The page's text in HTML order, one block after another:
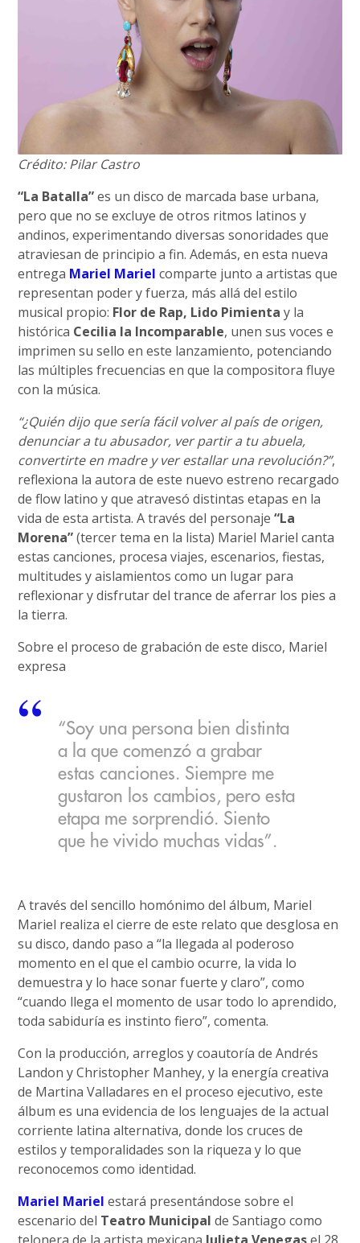
Crédito: Pilar Castro
“La Batalla”es un disco de marcada base urbana,
pero que no se excluye de otros ritmos latinos y
andinos, experimentando diversas sonoridades que
atraviesan de principio a fin. Además, en esta nueva
entrega Mariel Mariel comparte junto a artistas que
representan poder y fuerza, más allá del estilo
musical propio: Flor de Rap, Lido Pimienta y la
histórica Cecilia la Incomparable, unen sus voces e
imprimen su sello en este lanzamiento, potenciando
las múltiples frecuencias en que la compositora fluye
con la música.
“¿Quién dijo que sería fácil volver al país de origen,
denunciar a tu abusador, ver partir a tu abuela,
convertirte en madre y ver estallar una revolución?”,
reflexiona la autora de este nuevo estreno recargado
de flow latino y que atravesó distintas etapas en la
vida de esta artista. A través del personaje“La
Morena”(tercer tema en la lista) Mariel Mariel canta
estas canciones, procesa viajes, escenarios, fiestas,
multitudes y aislamientos como un lugar para
reflexionar y disfrutar del trance de aferrar los pies a
la tierra.
Sobre el proceso de grabación de este disco, Mariel
expresa
“Soy una persona bien distinta
a la que comenzó a grabar
estas canciones. Siempre me
gustaron los cambios, pero esta
etapa me sorprendió. Siento
que he vivido muchas vidas”.
A través del sencillo homónimo del álbum, Mariel
Mariel realiza el cierre de este relato que desglosa en
su disco, dando paso a “la llegada al poderoso
momento en el que el cambio ocurre, la vida lo
demuestra y lo hace sonar fuerte y claro”, como
“cuando llega el momento de usar todo lo aprendido,
toda sabiduría es instinto fiero”, comenta.
Con la producción, arreglos y coautoría de Andrés
Landon y Christopher Manhey, y la energía creativa
de Martina Valladares en el proceso ejecutivo, este
álbum es una evidencia de los lenguajes de la actual
corriente latina alternativa, donde los cruces de
estilos y temporalidades son la riqueza y lo que
reconocemos como identidad.
Mariel Mariel estará presentándose sobre el
escenario del Teatro Municipal de Santiago como